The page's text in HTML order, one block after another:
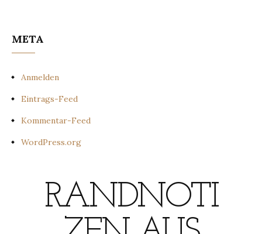
META
Anmelden
Eintrags-Feed
Kommentar-Feed
WordPress.org
RANDNOTI